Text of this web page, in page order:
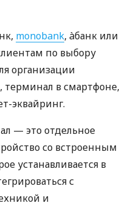
monobank, àбанк или
по выбору
организации
терминал в смартфоне,
эквайринг.
— это отдельное
со встроенным
устанавливается в
с
и